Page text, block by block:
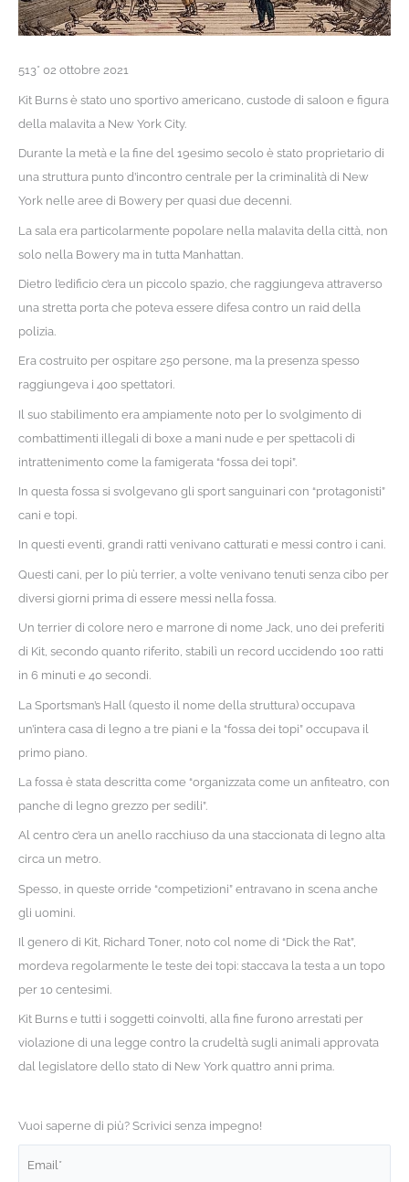
513* 02 ottobre 2021
Kit Burns è stato uno sportivo americano, custode di saloon e figura
della malavita a New York City.
Durante la metà e la fine del 19esimo secolo è stato proprietario di
una struttura punto d’incontro centrale per la criminalità di New
York nelle aree di Bowery per quasi due decenni.
La sala era particolarmente popolare nella malavita della città, non
solo nella Bowery ma in tutta Manhattan.
Dietro l’edificio c’era un piccolo spazio, che raggiungeva attraverso
una stretta porta che poteva essere difesa contro un raid della
polizia.
Era costruito per ospitare 250 persone, ma la presenza spesso
raggiungeva i 400 spettatori.
Il suo stabilimento era ampiamente noto per lo svolgimento di
combattimenti illegali di boxe a mani nude e per spettacoli di
intrattenimento come la famigerata “fossa dei topi”.
In questa fossa si svolgevano gli sport sanguinari con “protagonisti”
cani e topi.
In questi eventi, grandi ratti venivano catturati e messi contro i cani.
Questi cani, per lo più terrier, a volte venivano tenuti senza cibo per
diversi giorni prima di essere messi nella fossa.
Un terrier di colore nero e marrone di nome Jack, uno dei preferiti
di Kit, secondo quanto riferito, stabilì un record uccidendo 100 ratti
in 6 minuti e 40 secondi.
La Sportsman’s Hall (questo il nome della struttura) occupava
un’intera casa di legno a tre piani e la “fossa dei topi” occupava il
primo piano.
La fossa è stata descritta come “organizzata come un anfiteatro, con
panche di legno grezzo per sedili”.
Al centro c’era un anello racchiuso da una staccionata di legno alta
circa un metro.
Spesso, in queste orride “competizioni” entravano in scena anche
gli uomini.
Il genero di Kit, Richard Toner, noto col nome di “Dick the Rat”,
mordeva regolarmente le teste dei topi: staccava la testa a un topo
per 10 centesimi.
Kit Burns e tutti i soggetti coinvolti, alla fine furono arrestati per
violazione di una legge contro la crudeltà sugli animali approvata
dal legislatore dello stato di New York quattro anni prima.
Vuoi saperne di più? Scrivici senza impegno!